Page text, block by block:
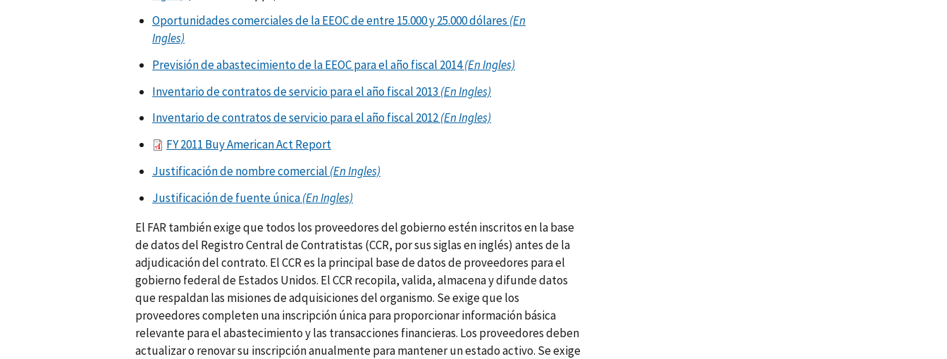
Oportunidades comerciales de la EEOC de entre 15.000 y 25.000 dólares (En
Ingles)
Previsión de abastecimiento de la EEOC para el año fiscal 2014(En Ingles)
Inventario de contratos de servicio para el año fiscal 2013 (En Ingles)
Inventario de contratos de servicio para el año fiscal 2012(En Ingles)
FY 2011 Buy American Act Report
Justificación de nombre comercial (En Ingles)
Justificación de fuente única(En Ingles)
El FAR también exige que todos los proveedores del gobierno estén inscritos en la base
de datos del Registro Central de Contratistas (CCR, por sus siglas en inglés) antes de la
adjudicación del contrato. El CCR es la principal base de datos de proveedores para el
gobierno federal de Estados Unidos. El CCR recopila, valida, almacena y difunde datos
que respaldan las misiones de adquisiciones del organismo. Se exige que los
proveedores completen una inscripción única para proporcionar información básica
relevante para el abastecimiento y las transacciones financieras. Los proveedores deben
actualizar o renovar su inscripción anualmente para mantener un estado activo. Se exige